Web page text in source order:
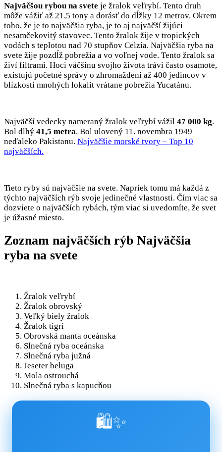
Najväčšou rybou na svete je žralok veľrybí. Tento druh
môže vážiť až 21,5 tony a dorásť do dĺžky 12 metrov. Okrem
toho, že je to najväčšia ryba, je to aj najväčší žijúci
nesamčekovitý stavovec. Tento žralok žije v tropických
vodách s teplotou nad 70 stupňov Celzia. Najväčšia ryba na
svete žije pozdĺž pobrežia a vo voľnej vode. Tento žralok sa
živí filtrami. Hoci väčšinu svojho života trávi často osamote,
existujú početné správy o zhromaždení až 400 jedincov v
blízkosti mnohých lokalít vrátane pobrežia Yucatánu.
Najväčší vedecky nameraný žralok veľrybí vážil 47 000 kg.
Bol dlhý 41,5 metra. Bol ulovený 11. novembra 1949
neďaleko Pakistanu. Najväčšie morské tvory – Top 10
najväčších.
Tieto ryby sú najväčšie na svete. Napriek tomu má každá z
týchto najväčších rýb svoje jedinečné vlastnosti. Čím viac sa
dozviete o najväčších rybách, tým viac si uvedomíte, že svet
je úžasné miesto.
Zoznam najväčších rýb Najväčšia
ryba na svete
Žralok veľrybí
Žralok obrovský
Veľký biely žralok
Žralok tigrí
Obrovská manta oceánska
Slnečná ryba oceánska
Slnečná ryba južná
Jeseter beluga
Mola ostrouchá
Slnečná ryba s kapucňou
🛍️✨